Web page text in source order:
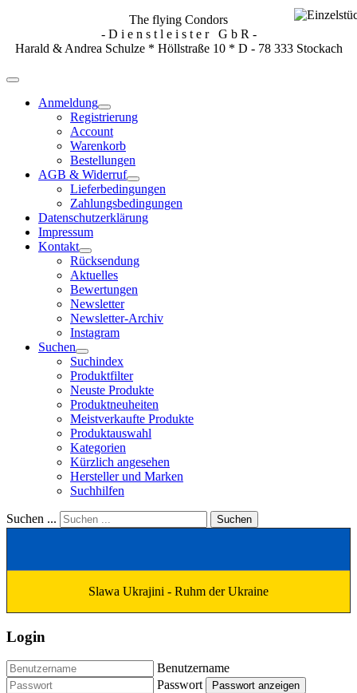
The flying Condors
- D i e n s t l e i s t e r G b R -
Harald & Andrea Schulze * Höllstraße 10 * D - 78 333 Stockach
Anmeldung
Registrierung
Account
Warenkorb
Bestellungen
AGB & Widerruf
Lieferbedingungen
Zahlungsbedingungen
Datenschutzerklärung
Impressum
Kontakt
Rücksendung
Aktuelles
Bewertungen
Newsletter
Newsletter-Archiv
Instagram
Suchen
Suchindex
Produktfilter
Neuste Produkte
Produktneuheiten
Meistverkaufte Produkte
Produktauswahl
Kategorien
Kürzlich angesehen
Hersteller und Marken
Suchhilfen
Suchen ... Suchen
Slawa Ukrajini - Ruhm der Ukraine
Login
Benutzername
Passwort
Passwort anzeigen